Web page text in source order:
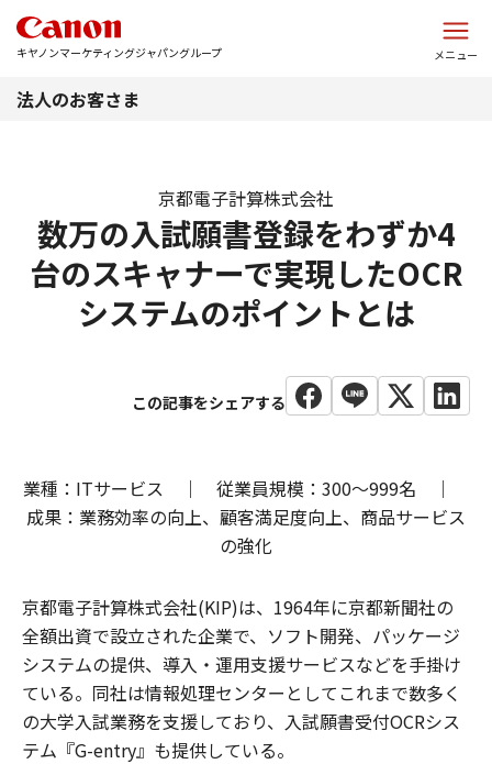
キヤノンマーケティングジャパングループ メニュー
法人のお客さま
数万の入試願書登録をわずか4
台のスキャナーで実現したOCR
システムのポイントとは
京都電子計算株式会社
業種：ITサービス ｜ 従業員規模：300〜999名 ｜
成果：業務効率の向上、顧客満足度向上、商品サービス
の強化
京都電子計算株式会社(KIP)は、1964年に京都新聞社の
全額出資で設立された企業で、ソフト開発、パッケージ
システムの提供、導入・運用支援サービスなどを手掛け
ている。同社は情報処理センターとしてこれまで数多く
の大学入試業務を支援しており、入試願書受付OCRシス
テム『G-entry』も提供している。